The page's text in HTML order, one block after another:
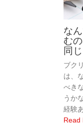
な
む
同
ブク
は、
べき
うか
経験
Read